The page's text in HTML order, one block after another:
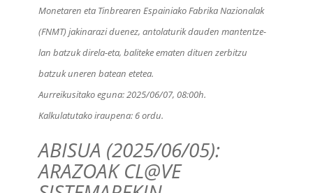
Monetaren eta Tinbrearen Espainiako Fabrika Nazionalak
(FNMT) jakinarazi duenez, antolaturik dauden mantentze-
lan batzuk direla-eta, baliteke ematen dituen zerbitzu
batzuk uneren batean etetea.
Aurreikusitako eguna:2025/06/07, 08:00h.
Kalkulatutako iraupena: 6 ordu.
ABISUA (2025/06/05):
ARAZOAK CL@VE